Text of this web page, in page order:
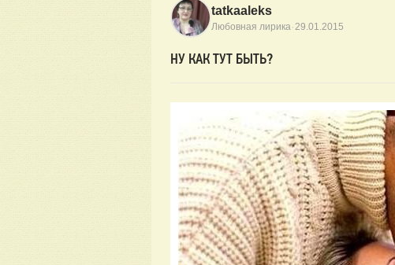
tatkaaleks
Любовная лирика·29.01.2015
НУ КАК ТУТ БЫТЬ?